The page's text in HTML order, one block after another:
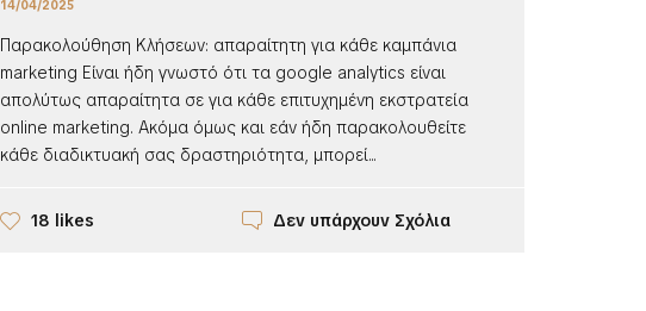
14/04/2025
Παρακολούθηση Κλήσεων: απαραίτητη για κάθε καμπάνια
marketing Είναι ήδη γνωστό ότι τα google analytics είναι
απολύτως απαραίτητα σε για κάθε επιτυχημένη εκστρατεία
online marketing. Ακόμα όμως και εάν ήδη παρακολουθείτε
κάθε διαδικτυακή σας δραστηριότητα, μπορεί...
18 likes Δεν υπάρχουν Σχόλια